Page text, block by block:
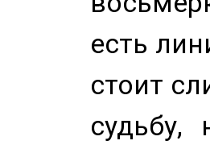
есть
стоит
судьбу,